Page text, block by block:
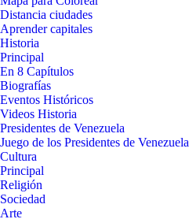
Distancia ciudades
Aprender capitales
Historia
Principal
En 8 Capítulos
Biografías
Eventos Históricos
Videos Historia
Presidentes de Venezuela
Juego de los Presidentes de Venezuela
Cultura
Principal
Religión
Sociedad
Arte